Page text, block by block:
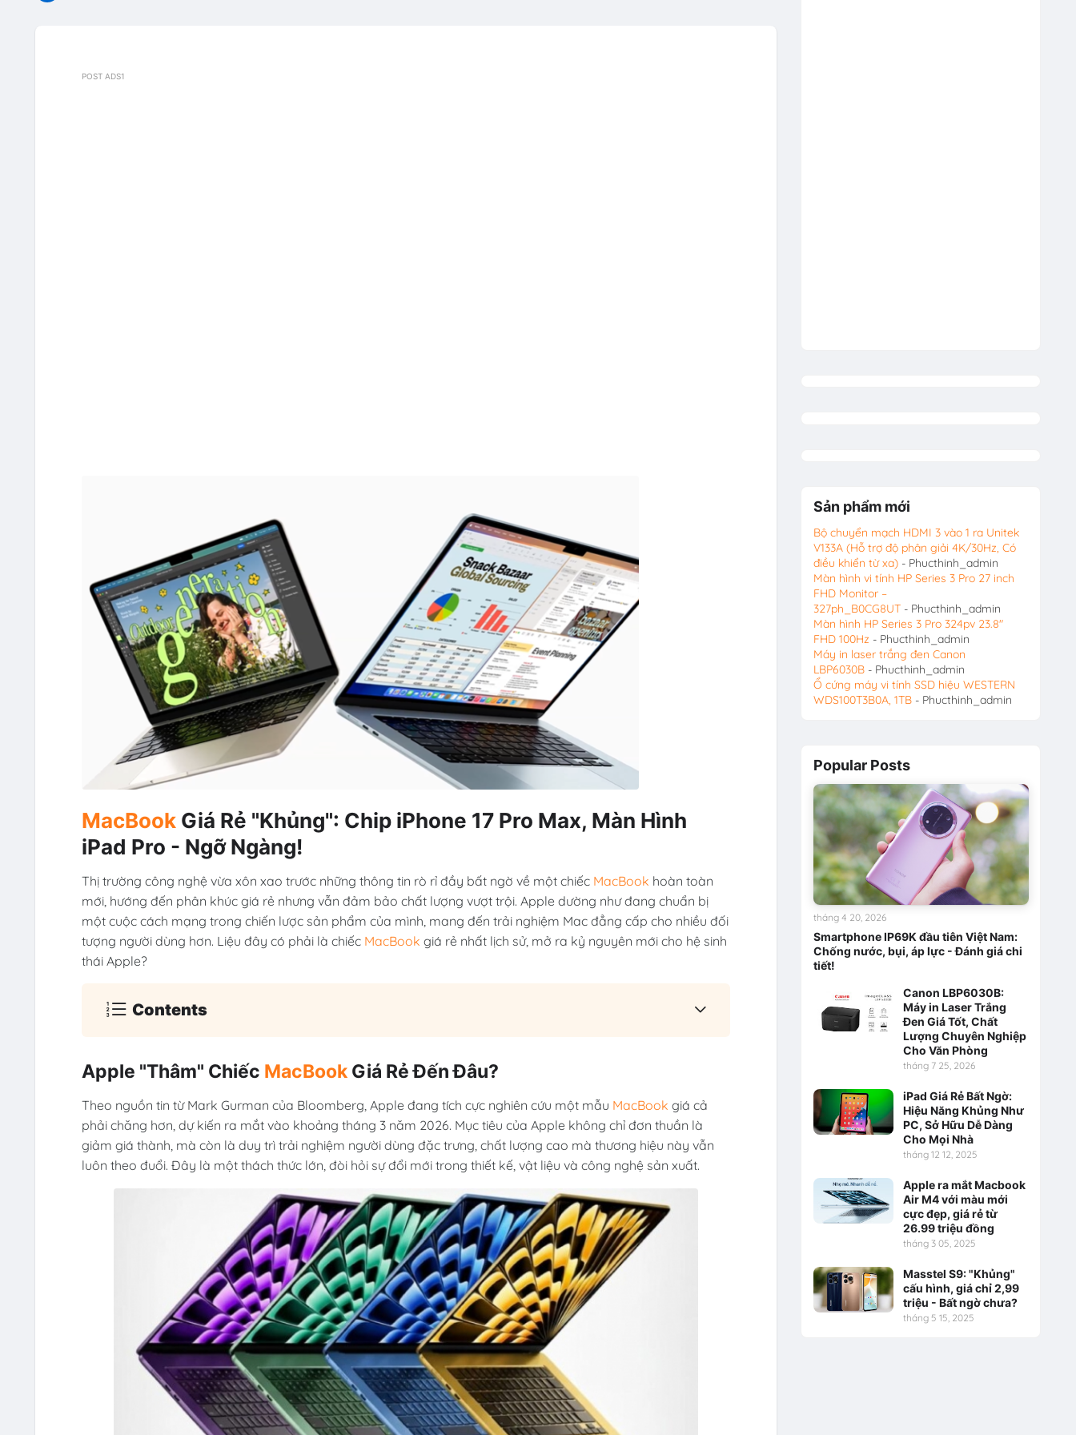
POST ADS1
MacBookGiá Rẻ "Khủng": Chip iPhone 17 Pro Max, Màn Hình
iPad Pro - Ngỡ Ngàng!
Thị trường công nghệ vừa xôn xao trước những thông tin rò rỉ đầy bất ngờ về một chiếc MacBook hoàn toàn
mới, hướng đến phân khúc giá rẻ nhưng vẫn đảm bảo chất lượng vượt trội. Apple dường như đang chuẩn bị
một cuộc cách mạng trong chiến lược sản phẩm của mình, mang đến trải nghiệm Mac đẳng cấp cho nhiều đối
tượng người dùng hơn. Liệu đây có phải là chiếc MacBook giá rẻ nhất lịch sử, mở ra kỷ nguyên mới cho hệ sinh
thái Apple?
Contents
Apple "Thâm" Chiếc MacBookGiá Rẻ Đến Đâu?
Theo nguồn tin từ Mark Gurman của Bloomberg, Apple đang tích cực nghiên cứu một mẫu MacBook giá cả
phải chăng hơn, dự kiến ra mắt vào khoảng tháng 3 năm 2026. Mục tiêu của Apple không chỉ đơn thuần là
giảm giá thành, mà còn là duy trì trải nghiệm người dùng đặc trưng, chất lượng cao mà thương hiệu này vẫn
luôn theo đuổi. Đây là một thách thức lớn, đòi hỏi sự đổi mới trong thiết kế, vật liệu và công nghệ sản xuất.
Sản phẩm mới
Bộ chuyển mạch HDMI 3 vào 1 ra Unitek
V133A (Hỗ trợ độ phân giải 4K/30Hz, Có
điều khiển từ xa)- Phucthinh_admin
Màn hình vi tính HP Series 3 Pro 27 inch
FHD Monitor –
327ph_B0CG8UT- Phucthinh_admin
Màn hình HP Series 3 Pro 324pv 23.8″
FHD 100Hz - Phucthinh_admin
Máy in laser trắng đen Canon
LBP6030B- Phucthinh_admin
Ổ cứng máy vi tính SSD hiệu WESTERN
WDS100T3B0A, 1TB- Phucthinh_admin
Popular Posts
Smartphone IP69K đầu tiên Việt Nam:
Chống nước, bụi, áp lực - Đánh giá chi
tiết!
tháng 4 20, 2026
Canon LBP6030B:
Máy in Laser Trắng
Đen Giá Tốt, Chất
Lượng Chuyên Nghiệp
Cho Văn Phòng
tháng 7 25, 2026
iPad Giá Rẻ Bất Ngờ:
Hiệu Năng Khủng Như
PC, Sở Hữu Dễ Dàng
Cho Mọi Nhà
tháng 12 12, 2025
Apple ra mắt Macbook
Air M4 với màu mới
cực đẹp, giá rẻ từ
26.99 triệu đồng
tháng 3 05, 2025
Masstel S9: "Khủng"
cấu hình, giá chỉ 2,99
triệu - Bất ngờ chưa?
tháng 5 15, 2025